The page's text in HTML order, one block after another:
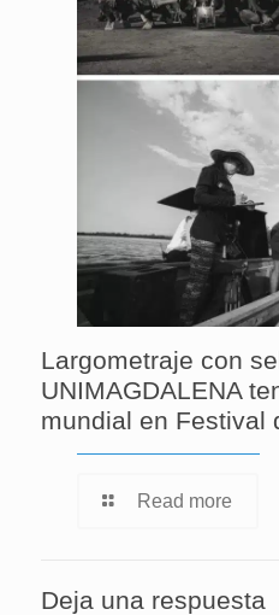
Largometraje con
UNIMAGDALENA
mundial en Festival
Read more
Deja una respuesta